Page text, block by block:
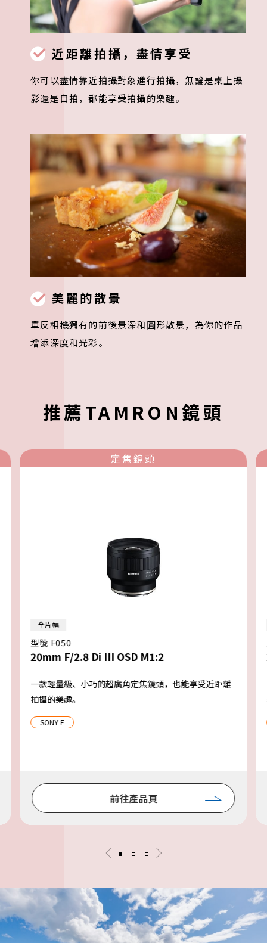
近距離拍攝，盡情享受
你可以盡情靠近拍攝對象進行拍攝，無論是桌上攝
影還是自拍，都能享受拍攝的樂趣。
美麗的散景
單反相機獨有的前後景深和圓形散景，為你的作品
增添深度和光彩。
推薦TAMRON鏡頭
定焦鏡頭
全片幅
型號 F050
20mm F/2.8 Di III OSD M1:2
一款輕量級、小巧的超廣角定焦鏡頭，也能享受近距離
拍攝的樂趣。
SONY E
前往產品頁